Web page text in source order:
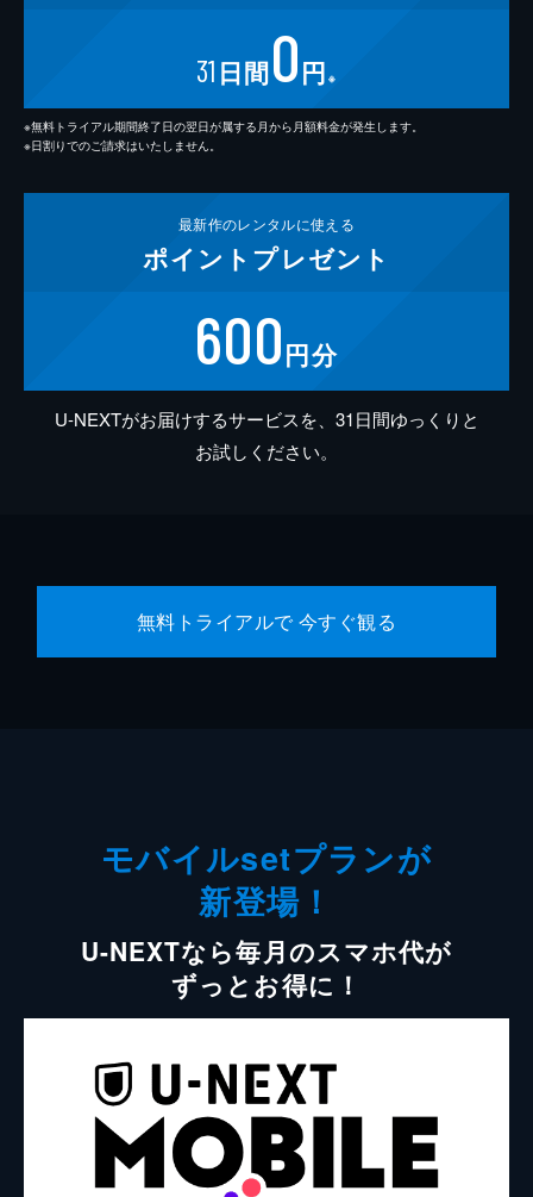
31 日間0円 ※
※無料トライアル期間終了日の翌日が属する月から月額料金が発生します。
※日割りでのご請求はいたしません。
最新作のレンタルに使える
ポイント プレゼント
600円分
U-NEXTがお届けするサービスを、31日間ゆっくりと
お試しください。
無料トライアルで 今すぐ観る
モバイルsetプランが
新登場！
U-NEXTなら毎月のスマホ代が
ずっとお得に！